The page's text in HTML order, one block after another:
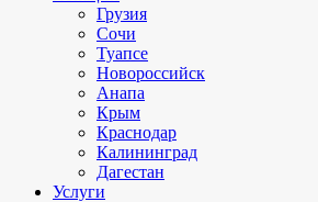
Грузия
Сочи
Туапсе
Новороссийск
Анапа
Крым
Краснодар
Калининград
Дагестан
Услуги